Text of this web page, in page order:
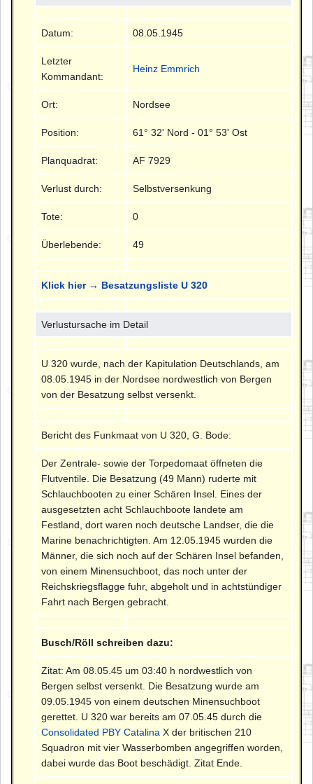
Datum: 08.05.1945
Letzter
Kommandant:
Heinz Emmrich
Ort: Nordsee
Position: 61° 32' Nord - 01° 53' Ost
Planquadrat: AF 7929
Verlust durch: Selbstversenkung
Tote: 0
Überlebende: 49
Klick hier → Besatzungsliste U 320
Verlustursache im Detail
U 320 wurde, nach der Kapitulation Deutschlands, am
08.05.1945 in der Nordsee nordwestlich von Bergen
von der Besatzung selbst versenkt.
Bericht des Funkmaat von U 320, G. Bode:
Der Zentrale- sowie der Torpedomaat öffneten die
Flutventile. Die Besatzung (49 Mann) ruderte mit
Schlauchbooten zu einer Schären Insel. Eines der
ausgesetzten acht Schlauchboote landete am
Festland, dort waren noch deutsche Landser, die die
Marine benachrichtigten. Am 12.05.1945 wurden die
Männer, die sich noch auf der Schären Insel befanden,
von einem Minensuchboot, das noch unter der
Reichskriegsflagge fuhr, abgeholt und in achtstündiger
Fahrt nach Bergen gebracht.
Busch/Röll schreiben dazu:
Zitat: Am 08.05.45 um 03:40 h nordwestlich von
Bergen selbst versenkt. Die Besatzung wurde am
09.05.1945 von einem deutschen Minensuchboot
gerettet. U 320 war bereits am 07.05.45 durch die
Consolidated PBY Catalina X der britischen 210
Squadron mit vier Wasserbomben angegriffen worden,
dabei wurde das Boot beschädigt. Zitat Ende.